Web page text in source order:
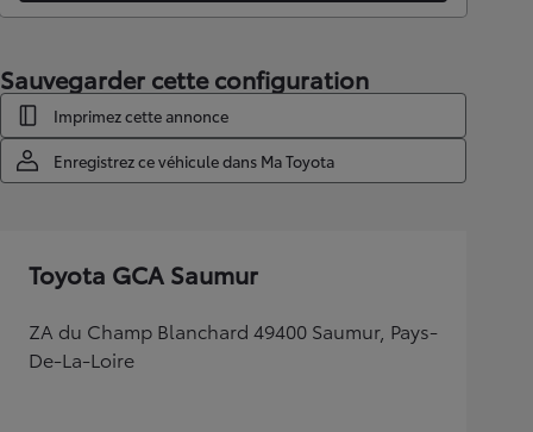
Sauvegarder cette configuration
Imprimez cette annonce
Enregistrez ce véhicule dans Ma Toyota
Toyota GCA Saumur
ZA du Champ Blanchard 49400 Saumur, Pays-
De-La-Loire